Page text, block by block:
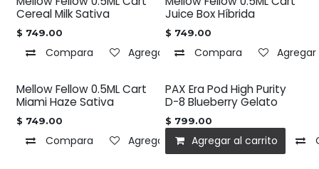
Cereal Milk Sativa
$ 749.00
Compara Agregar a la lista de deseos
Juice Box Híbrida
$ 749.00
Compara
Mellow Fellow 0.5ML Cart
Miami Haze Sativa
$ 749.00
Compara Agregar a la lista de deseos
PAX Era Pod High Purity
D-8 Blueberry Gelato
$ 799.00
Agregar al carrito